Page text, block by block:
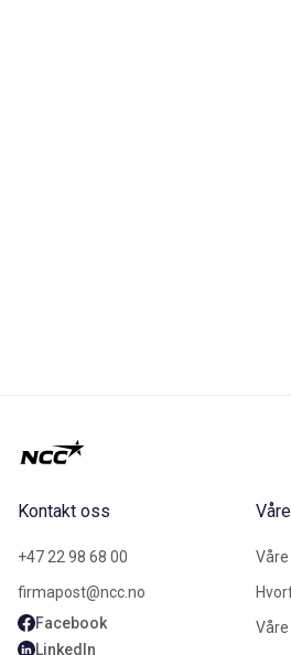
Kontakt oss
+47 22 98 68 00
firmapost@ncc.no
Facebook
LinkedIn